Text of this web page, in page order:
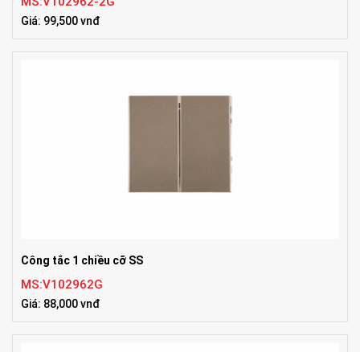
Giá: 99,500 vnđ
Công tắc 1 chiều cỡ SS
MS:V102962G
Giá: 88,000 vnđ